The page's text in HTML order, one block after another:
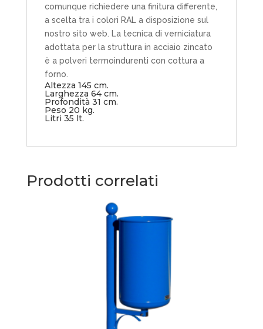
comunque richiedere una finitura differente,
a scelta tra i colori RAL a disposizione sul
nostro sito web. La tecnica di verniciatura
adottata per la struttura in acciaio zincato
è a polveri termoindurenti con cottura a
forno.
Altezza 145 cm.
Larghezza 64 cm.
Profondità 31 cm.
Peso 20 kg.
Litri 35 lt.
Prodotti correlati